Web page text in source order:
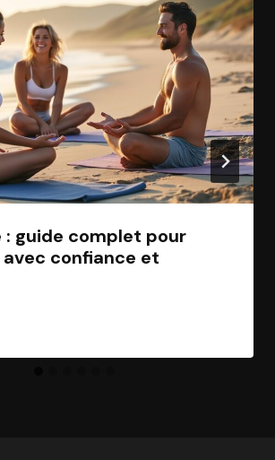
: guide complet pour
confiance et